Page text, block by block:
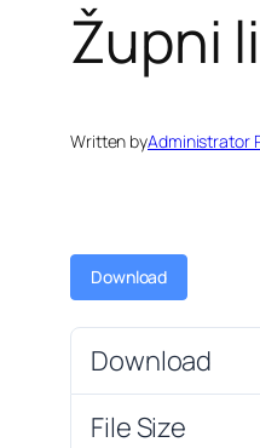
Župni
Written byAdministrator
Download
Download
File Size